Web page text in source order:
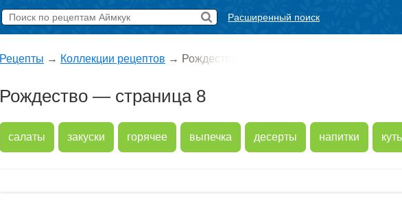
Расширенный поиск
Рецепты → Коллекции рецептов → Рождество
Рождество — страница 8
салаты закуски горячее выпечка десерты напитки